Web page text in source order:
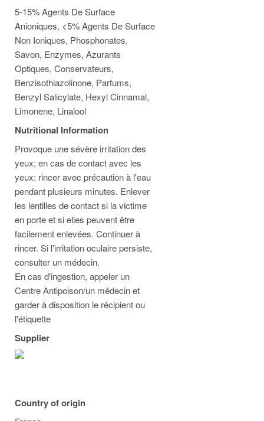
5-15% Agents De Surface
Anioniques, <5% Agents De Surface
Non Ioniques, Phosphonates,
Savon, Enzymes, Azurants
Optiques, Conservateurs,
Benzisothiazolinone, Parfums,
Benzyl Salicylate, Hexyl Cinnamal,
Limonene, Linalool
Nutritional Information
Provoque une sévère irritation des
yeux; en cas de contact avec les
yeux: rincer avec précaution à l'eau
pendant plusieurs minutes. Enlever
les lentilles de contact si la victime
en porte et si elles peuvent être
facilement enlevées. Continuer à
rincer. Si l'irritation oculaire persiste,
consulter un médecin.
En cas d'ingestion, appeler un
Centre Antipoison/un médecin et
garder à disposition le récipient ou
l'étiquette
Supplier
Country of origin